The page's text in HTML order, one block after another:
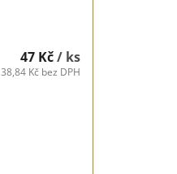
47 Kč/ ks
38,84 Kč bez DPH